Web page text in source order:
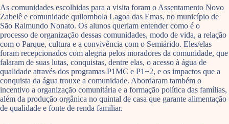
As comunidades escolhidas para a visita foram o Assentamento Novo
Zabelê e comunidade quilombola Lagoa das Emas, no município de
São Raimundo Nonato. Os alunos queriam entender como é o
processo de organização dessas comunidades, modo de vida, a relação
com o Parque, cultura e a convivência com o Semiárido. Eles/elas
foram recepcionados com alegria pelos moradores da comunidade, que
falaram de suas lutas, conquistas, dentre elas, o acesso à água de
qualidade através dos programas P1MC e P1+2, e os impactos que a
conquista da água trouxe a comunidade. Abordaram também o
incentivo a organização comunitária e a formação política das famílias,
além da produção orgânica no quintal de casa que garante alimentação
de qualidade e fonte de renda familiar.